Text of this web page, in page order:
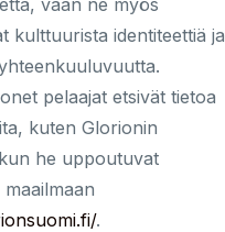
vaan ne myös
kulttuurista identiteettiä ja
pelaajat etsivät tietoa
kuten Glorionin
he uppoutuvat
.